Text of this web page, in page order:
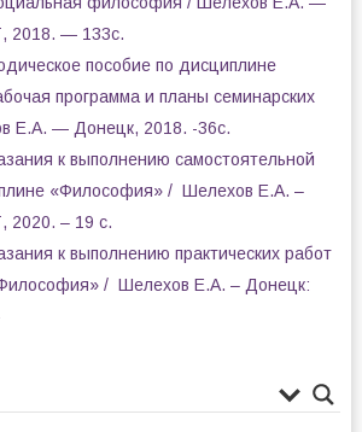
2018. — 133с.
пособие по дисциплине
программа и планы семинарских
Е.А. — Донецк, 2018. -36с.
к выполнению самостоятельной
«Философия» / Шелехов Е.А. –
– 19 с.
к выполнению практических работ
/ Шелехов Е.А. – Донецк: